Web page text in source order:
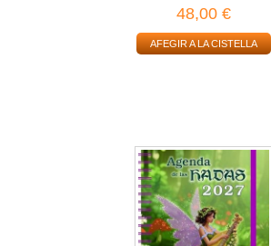
48,00 €
AFEGIR A LA CISTELLA